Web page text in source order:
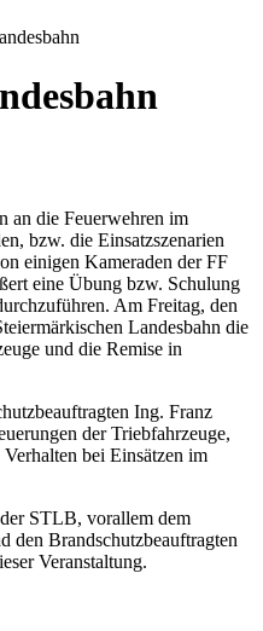
an die Feuerwehren im
bzw. die Einsatzszenarien
einigen Kameraden der FF
eine Übung bzw. Schulung
Am Freitag, den
Landesbahn die
und die Remise in
Ing. Franz
der Triebfahrzeuge,
bei Einsätzen im
STLB, vorallem dem
den Brandschutzbeauftragten
Veranstaltung.